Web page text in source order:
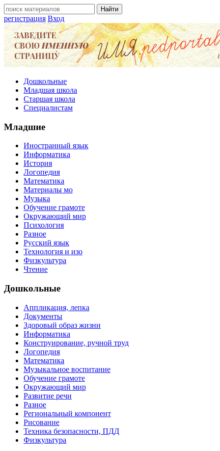
регистрация Вход
Дошкольные
Младшая школа
Старшая школа
Специалистам
Младшие
Иностранный язык
Информатика
История
Логопедия
Математика
Материалы мо
Музыка
Обучение грамоте
Окружающий мир
Психология
Разное
Русский язык
Технология и изо
Физкультура
Чтение
Дошкольные
Аппликация, лепка
Документы
Здоровый образ жизни
Информатика
Конструирование, ручной труд
Логопедия
Математика
Музыкальное воспитание
Обучение грамоте
Окружающий мир
Развитие речи
Разное
Региональный компонент
Рисование
Техника безопасности, ПДД
Физкультура